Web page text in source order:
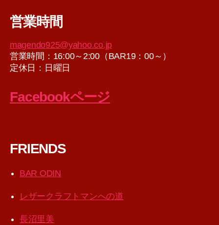
イ
営業時間
magendo925@yahoo.co.jp
営業時間：16:00～2:00（BAR19：00～）
定休日：日曜日
Facebookページ
FRIENDS
BAR ODIN
レザークラフトマンへの道
長沼里美